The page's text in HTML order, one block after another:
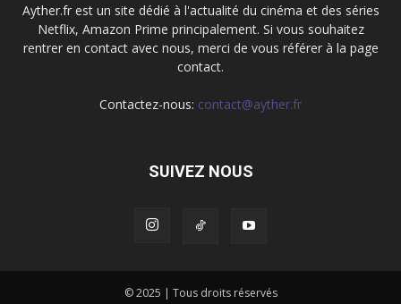
Ayther.fr est un site dédié à l'actualité du cinéma et des séries
Netflix, Amazon Prime principalement. Si vous souhaitez
rentrer en contact avec nous, merci de vous référer à la page
contact.
Contactez-nous: contact@ayther.fr
SUIVEZ NOUS
© 2025 | Tous droits réservés